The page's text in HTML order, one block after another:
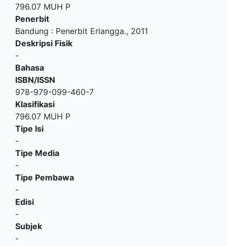
796.07 MUH P
Penerbit
Bandung : Penerbit Erlangga., 2011
Deskripsi Fisik
-
Bahasa
ISBN/ISSN
978-979-099-460-7
Klasifikasi
796.07 MUH P
Tipe Isi
-
Tipe Media
-
Tipe Pembawa
-
Edisi
-
Subjek
-